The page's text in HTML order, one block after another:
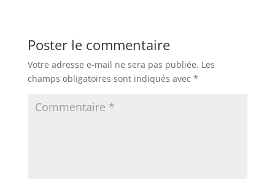
Poster le commentaire
Votre adresse e-mail ne sera pas publiée. Les
champs obligatoires sont indiqués avec *